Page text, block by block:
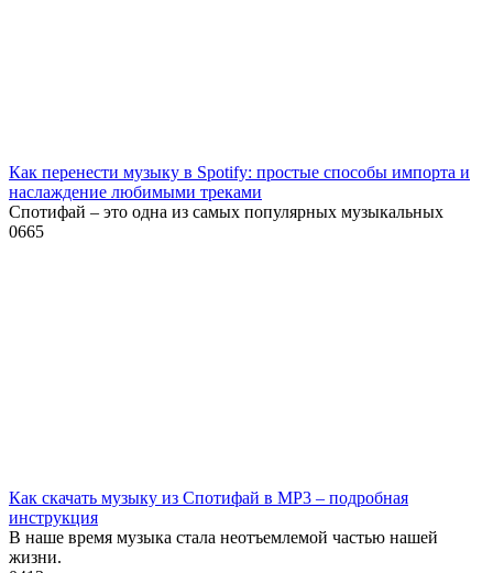
Как перенести музыку в Spotify: простые способы импорта и
наслаждение любимыми треками
Спотифай – это одна из самых популярных музыкальных
0665
Как скачать музыку из Спотифай в MP3 – подробная
инструкция
В наше время музыка стала неотъемлемой частью нашей
жизни.